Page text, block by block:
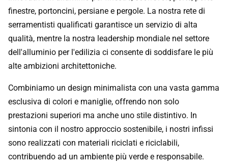
finestre, portoncini, persiane e pergole. La nostra rete di
serramentisti qualificati garantisce un servizio di alta
qualità, mentre la nostra leadership mondiale nel settore
dell'alluminio per l'edilizia ci consente di soddisfare le più
alte ambizioni architettoniche.
Combiniamo un design minimalista con una vasta gamma
esclusiva di colori e maniglie, offrendo non solo
prestazioni superiori ma anche uno stile distintivo. In
sintonia con il nostro approccio sostenibile, i nostri infissi
sono realizzati con materiali riciclati e riciclabili,
contribuendo ad un ambiente più verde e responsabile.